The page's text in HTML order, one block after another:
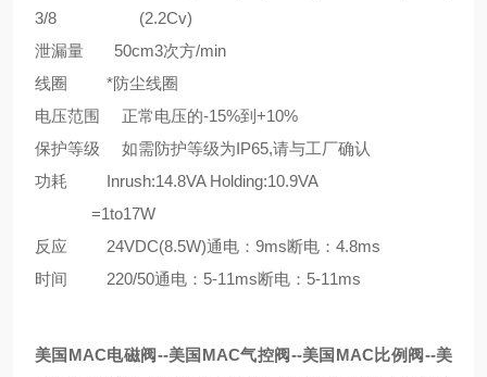
3/8 (2.2Cv)
泄漏量 50cm3次方/min
线圈 *防尘线圈
电压范围 正常电压的-15%到+10%
保护等级 如需防护等级为IP65,请与工厂确认
功耗 Inrush:14.8VA Holding:10.9VA
=1to17W
反应 24VDC(8.5W)通电：9ms断电：4.8ms
时间 220/50通电：5-11ms断电：5-11ms
美国MAC电磁阀--美国MAC气控阀--美国MAC比例阀--美